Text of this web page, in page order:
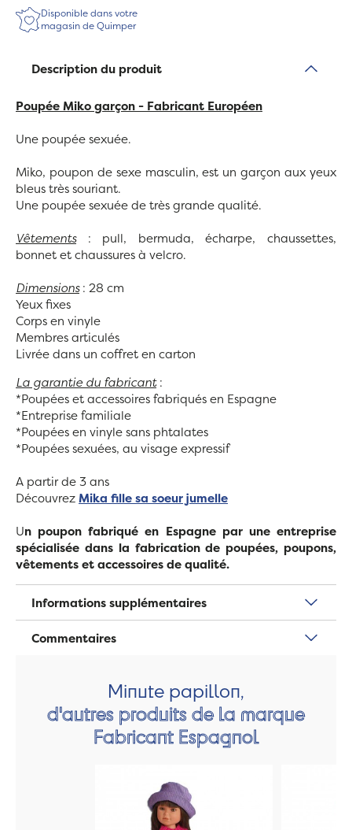
Disponible dans votre
magasin de Quimper
Description du produit
Poupée Miko garçon - Fabricant Européen
Une poupée sexuée.
Miko, poupon de sexe masculin, est un garçon aux yeux
bleus très souriant.
Une poupée sexuée de très grande qualité.
Vêtements: pull, bermuda, écharpe, chaussettes,
bonnet et chaussures à velcro.
Dimensions: 28 cm
Yeux fixes
Corps en vinyle
Membres articulés
Livrée dans un coffret en carton
La garantie du fabricant:
*Poupées et accessoires fabriqués en Espagne
*Entreprise familiale
*Poupées en vinyle sans phtalates
*Poupées sexuées, au visage expressif
A partir de 3 ans
DécouvrezMika fille sa soeur jumelle
Un poupon fabriqué en Espagne par une entreprise
spécialisée dans la fabrication de poupées, poupons,
vêtements et accessoires de qualité.
Informations supplémentaires
Commentaires
Minute papillon,
d'autres produits de la marque
Fabricant Espagnol